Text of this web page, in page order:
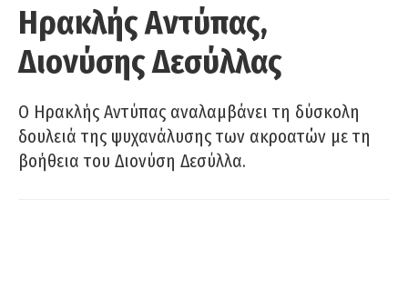
Ηρακλής Αντύπας,
Διονύσης Δεσύλλας
Ο Ηρακλής Αντύπας αναλαμβάνει τη δύσκολη
δουλειά της ψυχανάλυσης των ακροατών με τη
βοήθεια του Διονύση Δεσύλλα.